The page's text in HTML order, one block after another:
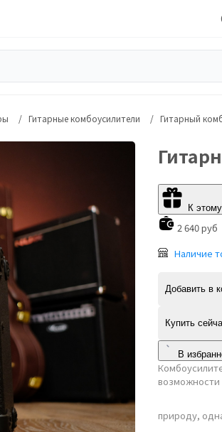
Гитарные комбоусилители Гитарный
К
2 640 руб
Наличие
Добавить в
Купить
В
возможности
природу,